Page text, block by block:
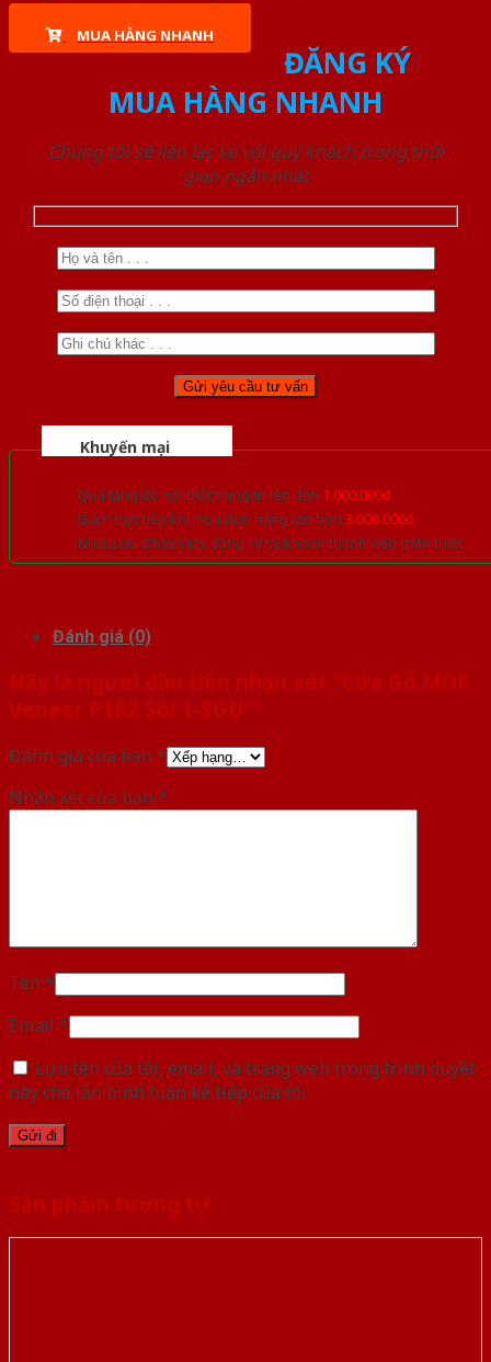
MUA HÀNG NHANH
ĐĂNG KÝ
MUA HÀNG NHANH
Chúng tôi sẽ liên lạc lại với quý khách trong thời
gian ngắn nhất
Khuyến mại
Quà tặng đồ nội thất trang trí lên đến 1.000.000đ
Giảm trực tiếp khi mua đơn hàng lớn hơn 3.000.000đ
Nhiều ưu đãi lớn khi đăng ký tài khoản thành viên thân thiết
Đánh giá (0)
Hãy là người đầu tiên nhận xét “Cửa Gỗ MDF
Veneer P1R2 Sồi 1-SGD”
Đánh giá của bạn *
Nhận xét của bạn *
Tên *
Email *
Lưu tên của tôi, email, và trang web trong trình duyệt
này cho lần bình luận kế tiếp của tôi.
Sản phẩm tương tự